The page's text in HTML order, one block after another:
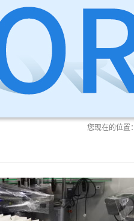
您现在的位置：